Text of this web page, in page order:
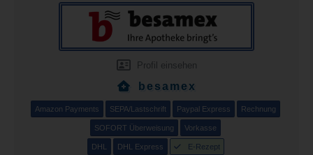
Profil einsehen
besamex
Amazon Payments SEPA/Lastschrift Paypal Express Rechnung
SOFORT Überweisung Vorkasse
DHL DHL Express E-Rezept